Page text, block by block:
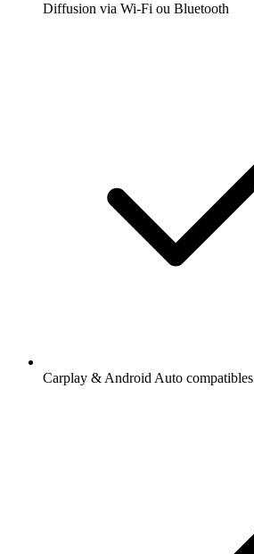
Diffusion via Wi-Fi ou Bluetooth
Carplay & Android Auto compatibles